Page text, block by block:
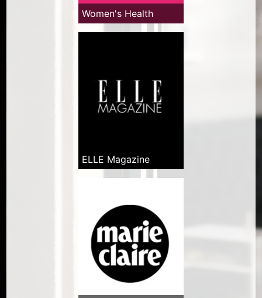
Women's Health
ELLE Magazine